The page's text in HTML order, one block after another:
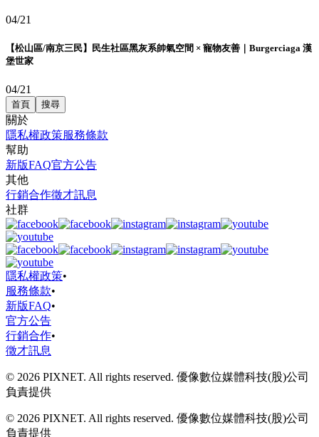
04/21
【松山區/南京三民】民生社區黑灰系帥氣空間 × 寵物友善｜Burgerciaga 漢
堡世家
04/21
首頁 搜尋
關於
隱私權政策服務條款
幫助
新版FAQ官方公告
其他
行銷合作徵才訊息
社群
隱私權政策•
服務條款•
新版FAQ•
官方公告
行銷合作•
徵才訊息
© 2026 PIXNET. All rights reserved. 優像數位媒體科技(股)公司
負責提供
© 2026 PIXNET. All rights reserved. 優像數位媒體科技(股)公司
負責提供